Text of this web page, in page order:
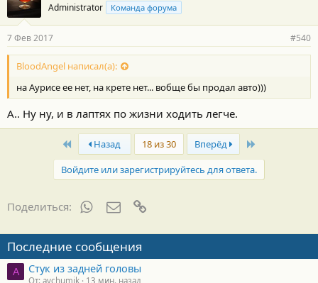
Administrator Команда форума
7 Фев 2017 #540
BloodAngel написал(а):
на Аурисе ее нет, на крете нет... вобще бы продал авто)))
А.. Ну ну, и в лаптях по жизни ходить легче.
First Назад 18 из 30 Вперёд
Войдите или зарегистрируйтесь для ответа.
Поделиться: WhatsAppЭлектронная почта
Последние сообщения
A Стук из задней головы
От: avchumik 13 мин. назад